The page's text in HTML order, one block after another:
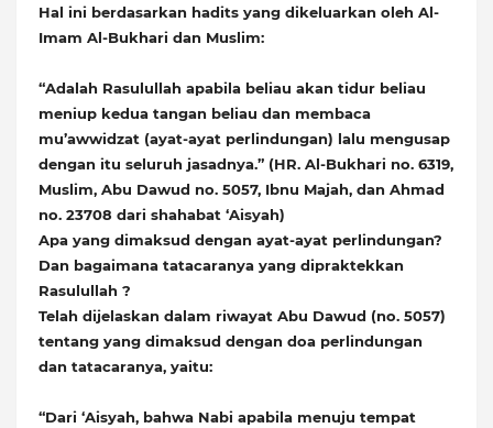
Hal ini berdasarkan hadits yang dikeluarkan oleh Al-
Imam Al-Bukhari dan Muslim:
“Adalah Rasulullah apabila beliau akan tidur beliau
meniup kedua tangan beliau dan membaca
mu’awwidzat (ayat-ayat perlindungan) lalu mengusap
dengan itu seluruh jasadnya.” (HR. Al-Bukhari no. 6319,
Muslim, Abu Dawud no. 5057, Ibnu Majah, dan Ahmad
no. 23708 dari shahabat ‘Aisyah)
Apa yang dimaksud dengan ayat-ayat perlindungan?
Dan bagaimana tatacaranya yang dipraktekkan
Rasulullah ?
Telah dijelaskan dalam riwayat Abu Dawud (no. 5057)
tentang yang dimaksud dengan doa perlindungan
dan tatacaranya, yaitu:
“Dari ‘Aisyah, bahwa Nabi apabila menuju tempat